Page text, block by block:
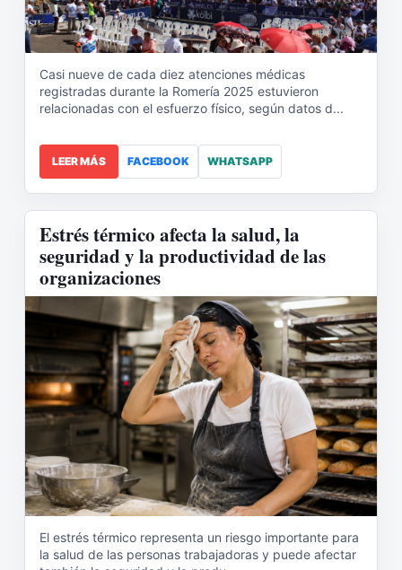
Casi nueve de cada diez atenciones médicas
registradas durante la Romería 2025 estuvieron
relacionadas con el esfuerzo físico, según datos d...
LEER MÁS FACEBOOK WHATSAPP
Estrés térmico afecta la salud, la
seguridad y la productividad de las
organizaciones
El estrés térmico representa un riesgo importante para
la salud de las personas trabajadoras y puede afectar